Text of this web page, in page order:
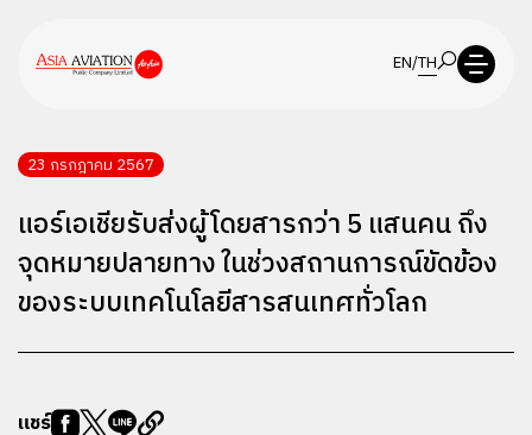
EN/TH
23 กรกฎาคม 2567
แอร์เอเชียรับส่งผู้โดยสารกว่า 5 แสนคน ถึง
จุดหมายปลายทาง ในช่วงสถานการณ์ขัดข้อง
ของระบบเทคโนโลยีสารสนเทศทั่วโลก
แชร์